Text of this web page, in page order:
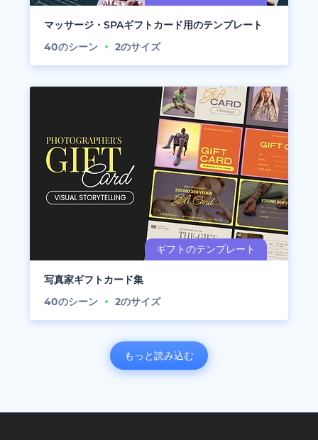
マッサージ・SPAギフトカード用のテンプレート
40のシーン 2のサイズ
写真家ギフトカード集
40のシーン 2のサイズ
もっと読み込む